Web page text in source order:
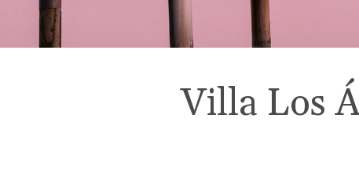
Villa Los